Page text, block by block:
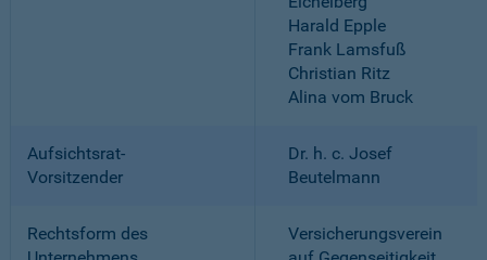
Harald Epple
Frank Lamsfuß
Christian Ritz
Alina vom Bruck
Aufsichtsrat-
Vorsitzender
Dr. h. c. Josef
Beutelmann
Rechtsform des
Versicherungsverein